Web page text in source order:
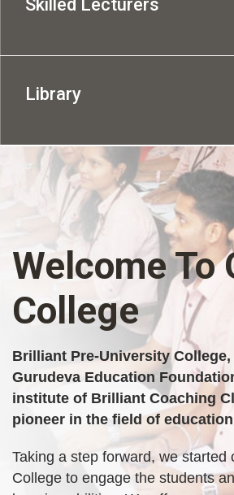
Skilled Lecturers
Library
Welcome To
College
Brilliant Pre-University
Gurudeva Education
institute of Brilliant Coaching
pioneer in the field of
Taking a step forward, we started
College to engage the students